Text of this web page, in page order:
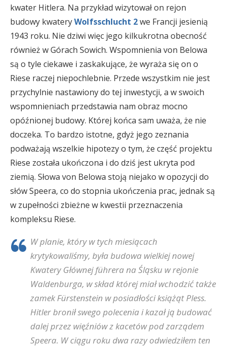
kwater Hitlera. Na przykład wizytował on rejon
budowy kwateryWolfsschlucht 2we Francji jesienią
1943 roku. Nie dziwi więc jego kilkukrotna obecność
również w Górach Sowich. Wspomnienia von Belowa
są o tyle ciekawe i zaskakujące, że wyraża się on o
Riese raczej niepochlebnie. Przede wszystkim nie jest
przychylnie nastawiony do tej inwestycji, a w swoich
wspomnieniach przedstawia nam obraz mocno
opóźnionej budowy. Której końca sam uważa, że nie
doczeka. To bardzo istotne, gdyż jego zeznania
podważają wszelkie hipotezy o tym, że część projektu
Riese została ukończona i do dziś jest ukryta pod
ziemią. Słowa von Belowa stoją niejako w opozycji do
słów Speera, co do stopnia ukończenia prac, jednak są
w zupełności zbieżne w kwestii przeznaczenia
kompleksu Riese.
W planie, który w tych miesiącach
krytykowaliśmy, była budowa wielkiej nowej
Kwatery Głównej führera na Śląsku w rejonie
Waldenburga, w skład której miał wchodzić także
zamek Fürstenstein w posiadłości książąt Pless.
Hitler bronił swego polecenia i kazał ją budować
dalej przez więźniów z kacetów pod zarządem
Speera. W ciągu roku dwa razy odwiedziłem ten